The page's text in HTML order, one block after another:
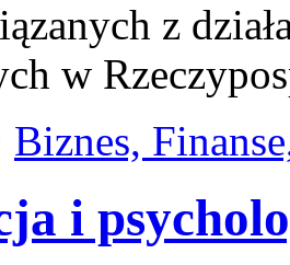
z
w
Biznes,
i